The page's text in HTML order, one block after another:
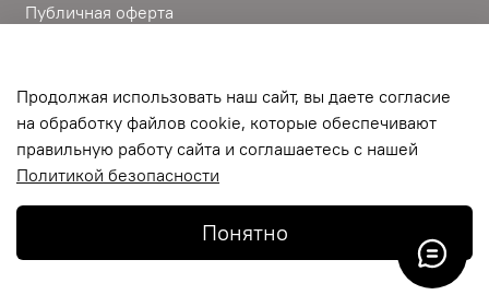
В корзину
Публичная оферта
Условия обмена и возврата
Обратная связь
полотенца для парикмахеров
Продолжая использовать наш сайт, вы даете согласие
на обработку файлов cookie, которые обеспечивают
правильную работу сайта и соглашаетесь с нашей
Политикой безопасности
Понятно